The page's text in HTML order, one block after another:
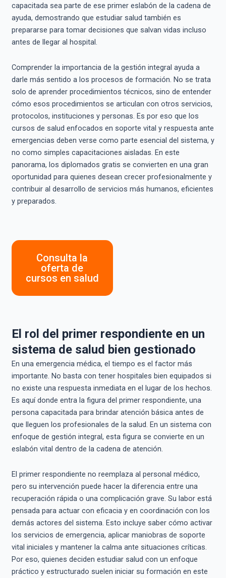
capacitada sea parte de ese primer eslabón de la cadena de
ayuda, demostrando que estudiar salud también es
prepararse para tomar decisiones que salvan vidas incluso
antes de llegar al hospital.
Comprender la importancia de la gestión integral ayuda a
darle más sentido a los procesos de formación. No se trata
solo de aprender procedimientos técnicos, sino de entender
cómo esos procedimientos se articulan con otros servicios,
protocolos, instituciones y personas. Es por eso que los
cursos de salud enfocados en soporte vital y respuesta ante
emergencias deben verse como parte esencial del sistema, y
no como simples capacitaciones aisladas. En este
panorama, los diplomados gratis se convierten en una gran
oportunidad para quienes desean crecer profesionalmente y
contribuir al desarrollo de servicios más humanos, eficientes
y preparados.
Consulta la
oferta de
cursos en salud
El rol del primer respondiente en un
sistema de salud bien gestionado
En una emergencia médica, el tiempo es el factor más
importante. No basta con tener hospitales bien equipados si
no existe una respuesta inmediata en el lugar de los hechos.
Es aquí donde entra la figura del primer respondiente, una
persona capacitada para brindar atención básica antes de
que lleguen los profesionales de la salud. En un sistema con
enfoque de gestión integral, esta figura se convierte en un
eslabón vital dentro de la cadena de atención.
El primer respondiente no reemplaza al personal médico,
pero su intervención puede hacer la diferencia entre una
recuperación rápida o una complicación grave. Su labor está
pensada para actuar con eficacia y en coordinación con los
demás actores del sistema. Esto incluye saber cómo activar
los servicios de emergencia, aplicar maniobras de soporte
vital iniciales y mantener la calma ante situaciones críticas.
Por eso, quienes deciden estudiar salud con un enfoque
práctico y estructurado suelen iniciar su formación en este